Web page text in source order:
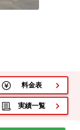
料金表
実績一覧